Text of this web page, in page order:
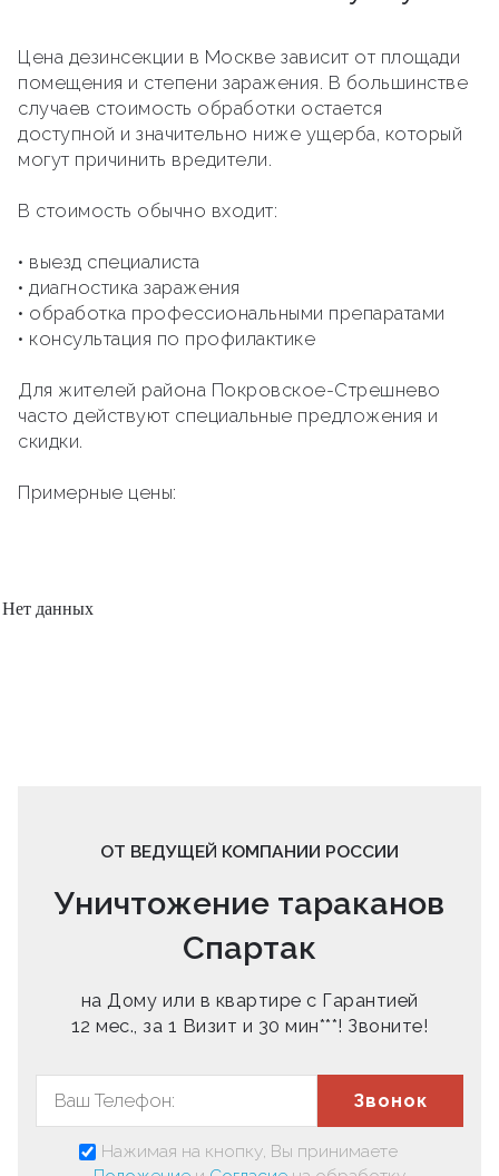
Цена дезинсекции в Москве зависит от площади
помещения и степени заражения. В большинстве
случаев стоимость обработки остается
доступной и значительно ниже ущерба, который
могут причинить вредители.
В стоимость обычно входит:
• выезд специалиста
• диагностика заражения
• обработка профессиональными препаратами
• консультация по профилактике
Для жителей района Покровское-Стрешнево
часто действуют специальные предложения и
скидки.
Примерные цены:
Нет данных
ОТ ВЕДУЩЕЙ КОМПАНИИ РОССИИ
Уничтожение тараканов
Спартак
на Дому или в квартире с Гарантией
12 мес., за 1 Визит и 30 мин***! Звоните!
Звонок
Нажимая на кнопку, Вы принимаете